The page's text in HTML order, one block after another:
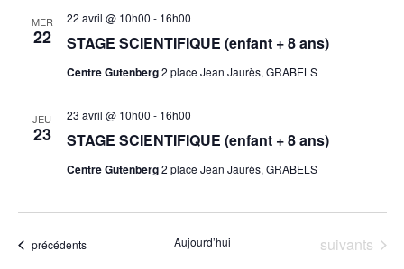
MER
22 STAGE SCIENTIFIQUE (enfant + 8 ans)
22 avril @ 10h00 - 16h00
Centre Gutenberg2 place Jean Jaurès, GRABELS
JEU
23 STAGE SCIENTIFIQUE (enfant + 8 ans)
23 avril @ 10h00 - 16h00
Centre Gutenberg2 place Jean Jaurès, GRABELS
Évènements
précédents Aujourd’hui Évènements
suivants